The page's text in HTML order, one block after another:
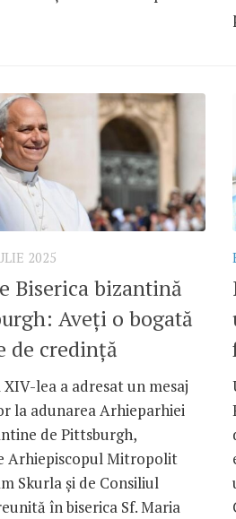
2025
Biserica bizantină
Aveți o bogată
de credință
lea a adresat un mesaj
la adunarea Arhieparhiei
de Pittsburgh,
Arhiepiscopul Mitropolit
Skurla și de Consiliul
în biserica Sf. Maria